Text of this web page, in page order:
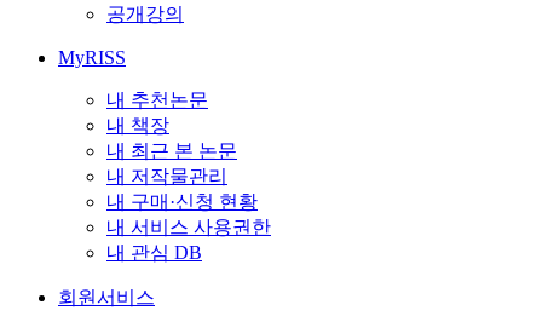
공개강의
MyRISS
내 추천논문
내 책장
내 최근 본 논문
내 저작물관리
내 구매·신청 현황
내 서비스 사용권한
내 관심 DB
회원서비스